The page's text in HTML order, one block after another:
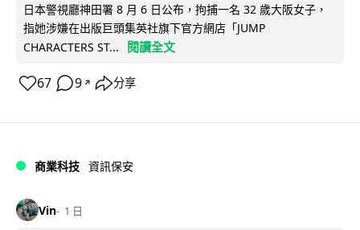
日本警視廳神田署 8 月 6 日公布，拘捕一名 32 歲大阪女子，
指她涉嫌在出版巨頭集英社旗下官方網店「JUMP
CHARACTERS ST...
閱讀全文
67 9 ↗ 分享
商業科技 資訊保安
Vin 1 日